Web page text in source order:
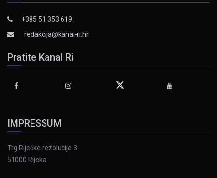
+385 51 353 619
redakcija@kanal-ri.hr
Pratite Kanal Ri
IMPRESSUM
Trg Riječke rezolucije 3
51000 Rijeka